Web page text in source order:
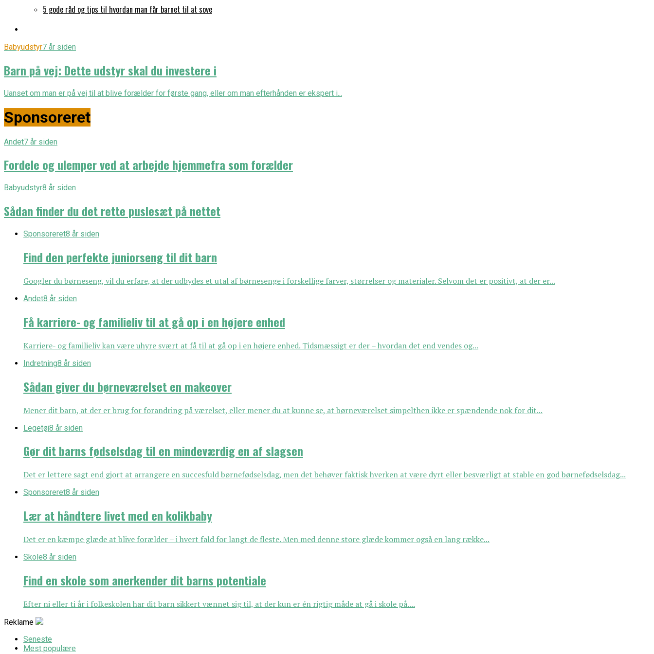
5 gode råd og tips til hvordan man får barnet til at sove
Babyudstyr7 år siden
Barn på vej: Dette udstyr skal du investere i
Uanset om man er på vej til at blive forælder for første gang, eller om man efterhånden er ekspert i...
Sponsoreret
Andet7 år siden
Fordele og ulemper ved at arbejde hjemmefra som forælder
Babyudstyr8 år siden
Sådan finder du det rette puslesæt på nettet
Sponsoreret8 år siden
Find den perfekte juniorseng til dit barn
Googler du børneseng, vil du erfare, at der udbydes et utal af børnesenge i forskellige farver, størrelser og materialer. Selvom det er positivt, at der er...
Andet8 år siden
Få karriere- og familieliv til at gå op i en højere enhed
Karriere- og familieliv kan være uhyre svært at få til at gå op i en højere enhed. Tidsmæssigt er der – hvordan det end vendes og...
Indretning8 år siden
Sådan giver du børneværelset en makeover
Mener dit barn, at der er brug for forandring på værelset, eller mener du at kunne se, at børneværelset simpelthen ikke er spændende nok for dit...
Legetøj8 år siden
Gør dit barns fødselsdag til en mindeværdig en af slagsen
Det er lettere sagt end gjort at arrangere en succesfuld børnefødselsdag, men det behøver faktisk hverken at være dyrt eller besværligt at stable en god børnefødselsdag...
Sponsoreret8 år siden
Lær at håndtere livet med en kolikbaby
Det er en kæmpe glæde at blive forælder – i hvert fald for langt de fleste. Men med denne store glæde kommer også en lang række...
Skole8 år siden
Find en skole som anerkender dit barns potentiale
Efter ni eller ti år i folkeskolen har dit barn sikkert vænnet sig til, at der kun er én rigtig måde at gå i skole på....
Reklame
Seneste
Mest populære